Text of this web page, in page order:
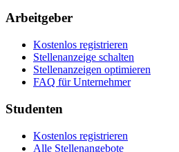
Arbeitgeber
Kostenlos registrieren
Stellenanzeige schalten
Stellenanzeigen optimieren
FAQ für Unternehmer
Studenten
Kostenlos registrieren
Alle Stellenangebote